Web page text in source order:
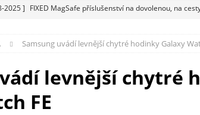
2025 ] FIXED MagSafe příslušenství na dovolenou, na
2025 ] Genius na veletrhu COMPUTEX 2025 představí
i domácnosti
HARDWARE
2025 ]
Nová řada multifunkčních kancelářských tiskáren
a 6100
PERIFERIE
Samsung uvádí levnější chytré hodinky Galaxy
levnější chytré
FE